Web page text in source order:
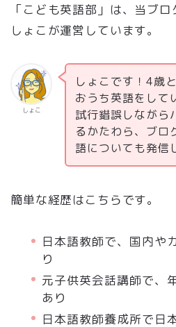
「こども英語部」は、当ブロ
しょこが運営しています。
しょこ
しょこです！4歳
おうち英語をして
試行錯誤しながら
るかたわら、ブ
語についても発信
簡単な経歴はこちらです。
日本語教師で、国内や
り
元子供英会話講師で、
あり
日本語教師養成所で日